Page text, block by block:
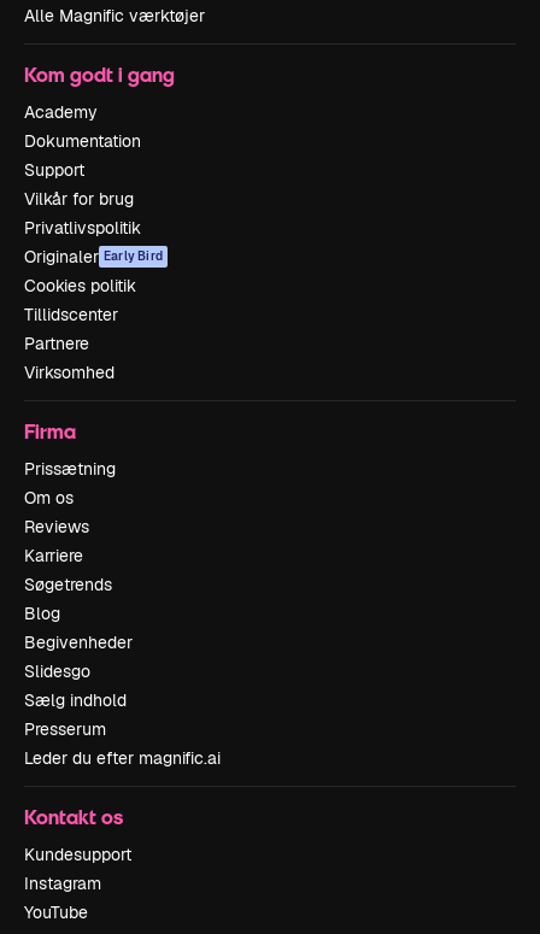
Alle Magnific værktøjer
Kom godt i gang
Academy
Dokumentation
Support
Vilkår for brug
Privatlivspolitik
Originaler Early Bird
Cookies politik
Tillidscenter
Partnere
Virksomhed
Firma
Prissætning
Om os
Reviews
Karriere
Søgetrends
Blog
Begivenheder
Slidesgo
Sælg indhold
Presserum
Leder du efter magnific.ai
Kontakt os
Kundesupport
Instagram
YouTube